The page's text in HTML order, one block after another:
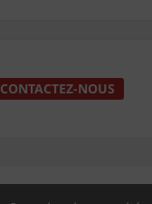
CONTACTEZ-NOUS